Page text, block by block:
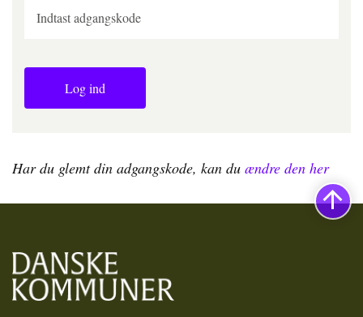
Log ind
Har du glemt din adgangskode, kan du ændre den her